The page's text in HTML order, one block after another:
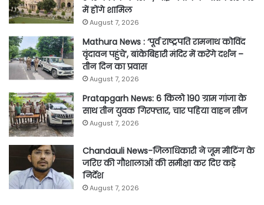
में होंगे शामिल
August 7, 2026
Mathura News : ‘पूर्व राष्ट्रपति रामनाथ कोविंद
वृंदावन पहुंचे’, बांकेबिहारी मंदिर में करेंगे दर्शन –
तीन दिन का प्रवास
August 7, 2026
Pratapgarh News: 6 किलो 190 ग्राम गांजा के
साथ तीन युवक गिरफ्तार, चार पहिया वाहन सीज
August 7, 2026
Chandauli News-जिलाधिकारी ने जूम मीटिंग के
जरिए की गौशालाओं की समीक्षा कर दिए कड़े
निर्देश
August 7, 2026